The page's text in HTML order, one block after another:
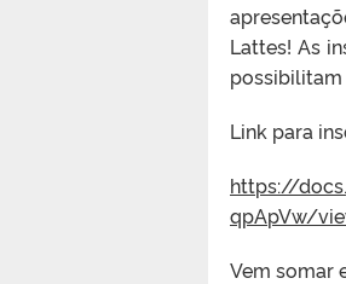
Lattes! As
possibilitam
Link para
https://
qpApVw/
Vem somar